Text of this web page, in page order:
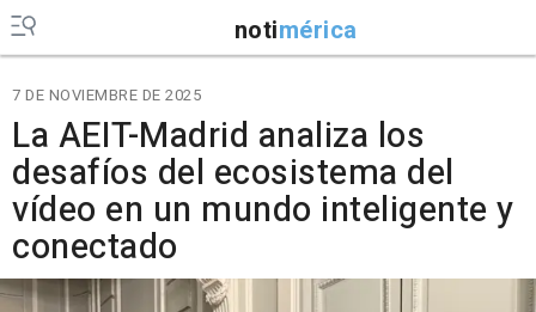
notimérica
7 DE NOVIEMBRE DE 2025
La AEIT-Madrid analiza los
desafíos del ecosistema del
vídeo en un mundo inteligente y
conectado